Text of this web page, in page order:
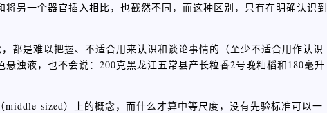
另一个器官插入相比，也截然不同，而这种区别，只有在明确认识到
都是难以把握、不适合用来认识和谈论事情的（至少不适合用作认识
浊液，也不会说：200克黑龙江五常县产长粒香2号晚籼稻和180毫升
sized）上的概念，而什么才算中等尺度，没有先验标准可以一